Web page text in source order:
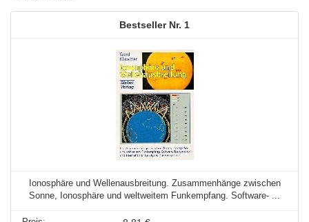
1
Ionosphäre und Wellenausbreitung. Zusammenhänge zwischen
Sonne, Ionosphäre und weltweitem Funkempfang. Software- ...